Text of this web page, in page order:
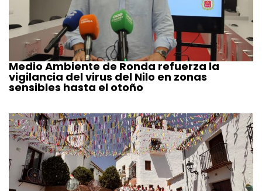
Medio Ambiente de Ronda refuerza la
vigilancia del virus del Nilo en zonas
sensibles hasta el otoño